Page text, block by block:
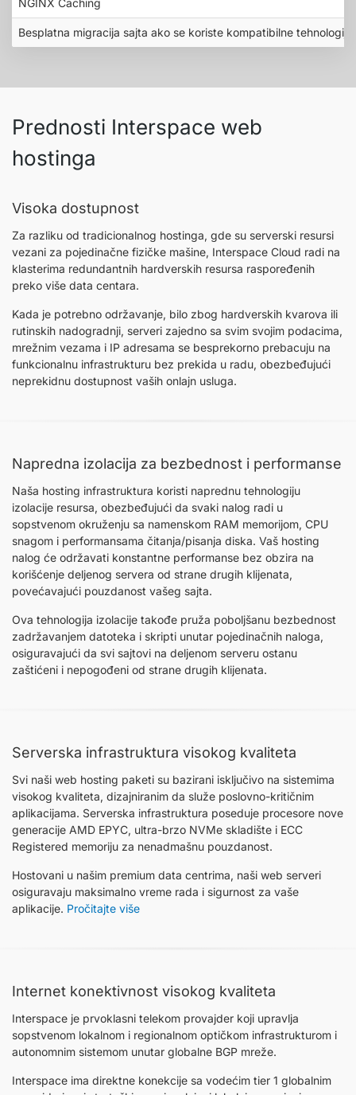
NGINX Caching
Besplatna migracija sajta ako se koriste kompatibilne tehnologije
Prednosti Interspace web
hostinga
Visoka dostupnost
Za razliku od tradicionalnog hostinga, gde su serverski resursi
vezani za pojedinačne fizičke mašine, Interspace Cloud radi na
klasterima redundantnih hardverskih resursa raspoređenih
preko više data centara.
Kada je potrebno održavanje, bilo zbog hardverskih kvarova ili
rutinskih nadogradnji, serveri zajedno sa svim svojim podacima,
mrežnim vezama i IP adresama se besprekorno prebacuju na
funkcionalnu infrastrukturu bez prekida u radu, obezbeđujući
neprekidnu dostupnost vaših onlajn usluga.
Napredna izolacija za bezbednost i performanse
Naša hosting infrastruktura koristi naprednu tehnologiju
izolacije resursa, obezbeđujući da svaki nalog radi u
sopstvenom okruženju sa namenskom RAM memorijom, CPU
snagom i performansama čitanja/pisanja diska. Vaš hosting
nalog će održavati konstantne performanse bez obzira na
korišćenje deljenog servera od strane drugih klijenata,
povećavajući pouzdanost vašeg sajta.
Ova tehnologija izolacije takođe pruža poboljšanu bezbednost
zadržavanjem datoteka i skripti unutar pojedinačnih naloga,
osiguravajući da svi sajtovi na deljenom serveru ostanu
zaštićeni i nepogođeni od strane drugih klijenata.
Serverska infrastruktura visokog kvaliteta
Svi naši web hosting paketi su bazirani isključivo na sistemima
visokog kvaliteta, dizajniranim da služe poslovno-kritičnim
aplikacijama. Serverska infrastruktura poseduje procesore nove
generacije AMD EPYC, ultra-brzo NVMe skladište i ECC
Registered memoriju za nenadmašnu pouzdanost.
Hostovani u našim premium data centrima, naši web serveri
osiguravaju maksimalno vreme rada i sigurnost za vaše
aplikacije. Pročitajte više
Internet konektivnost visokog kvaliteta
Interspace je prvoklasni telekom provajder koji upravlja
sopstvenom lokalnom i regionalnom optičkom infrastrukturom i
autonomnim sistemom unutar globalne BGP mreže.
Interspace ima direktne konekcije sa vodećim tier 1 globalnim